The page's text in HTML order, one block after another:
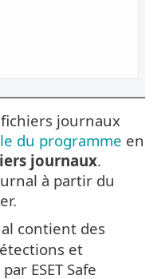
journaux
du programme en
journaux.
à partir du
contient des
et
ESET Safe